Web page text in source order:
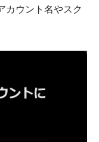
カウント名やスク